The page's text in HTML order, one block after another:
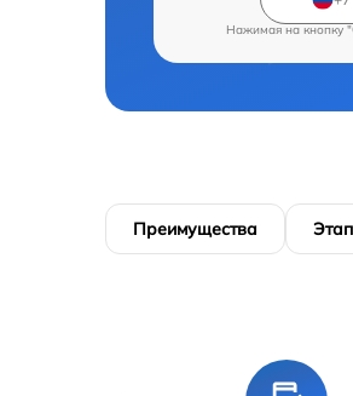
Нажимая на кнопку
Преимущества